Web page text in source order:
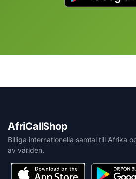
AfriCallShop
Billiga internationella samtal till Afrika
av världen.